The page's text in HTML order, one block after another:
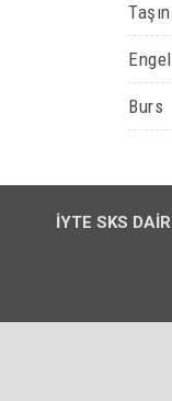
Burs
İYTE SKS